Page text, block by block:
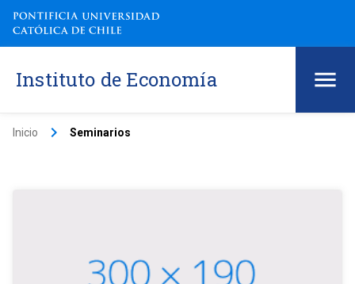
Instituto de Economía
Inicio keyboard_arrow_right Seminarios